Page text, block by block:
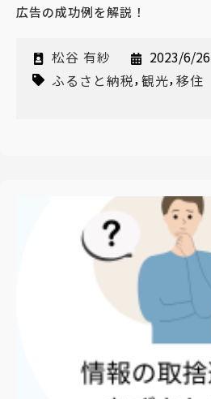
広告の成功例を解説！
松谷 有紗
2023/6/26
ふるさと納税,観光,移住